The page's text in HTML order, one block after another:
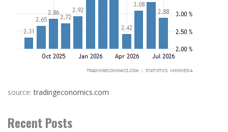
source:tradingeconomics.com
Recent Posts